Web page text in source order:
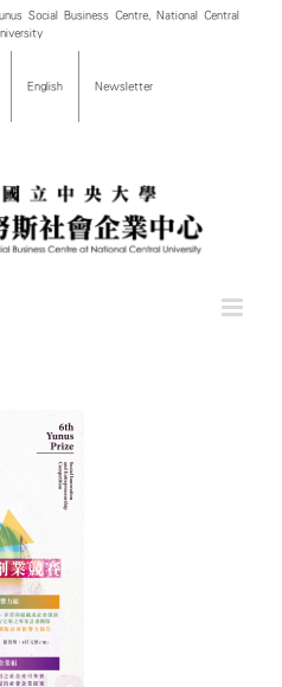
Social Business Centre, National Central
English Newsletter